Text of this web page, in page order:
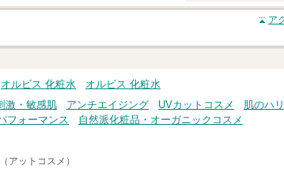
クチコミする
ア
オルビス 化粧水
オルビス 化粧水
激・敏感肌 アンチエイジング UVカットコスメ 肌のハ
フォーマンス 自然派化粧品・オーガニックコスメ
アットコスメ）